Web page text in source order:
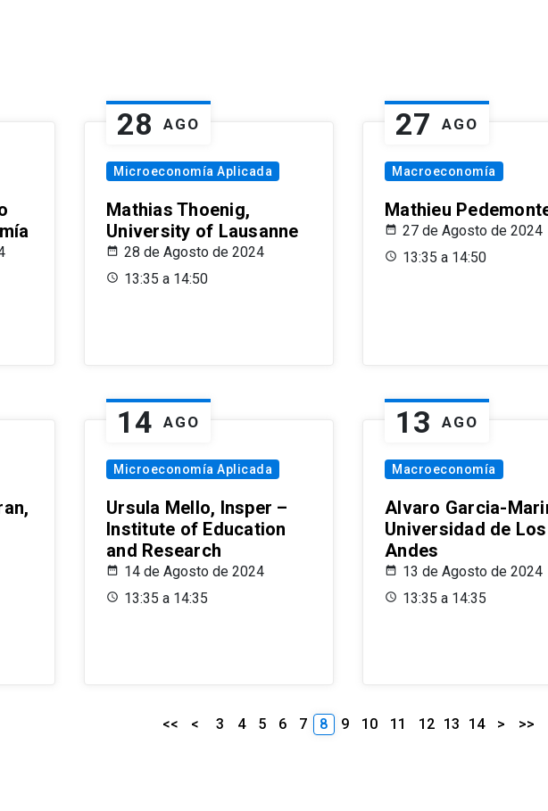
28 AGO
Microeconomía Aplicada
Mathias Thoenig,
University of Lausanne
28 de Agosto de 2024
13:35 a 14:50
27 AGO
Macroeconomía
Mathieu
27 de Agosto de 2024
13:35 a 14:50
14 AGO
Microeconomía Aplicada
Ursula Mello, Insper –
Institute of Education
and Research
14 de Agosto de 2024
13:35 a 14:35
13 AGO
Macroeconomía
Alvaro Garcia-
Universidad de Los
Andes
13 de Agosto de 2024
13:35 a 14:35
<< < 3 4 5 6 7 8 9 10 11 12 13 14 > >>